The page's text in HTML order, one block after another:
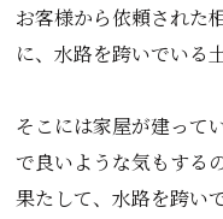
お客様から依頼された
に、水路を跨いでいる
そこには家屋が建って
で良いような気もする
果たして、水路を跨い